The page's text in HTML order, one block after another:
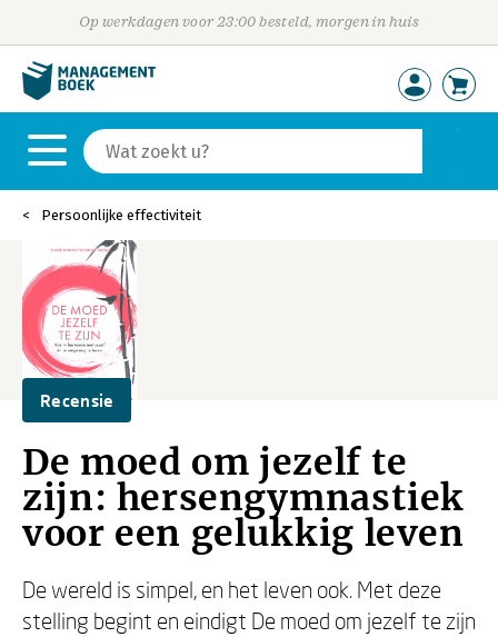
Op werkdagen voor 23:00 besteld, morgen in huis
Persoonlijke effectiviteit
Recensie
De moed om jezelf te
zijn: hersengymnastiek
voor een gelukkig leven
De wereld is simpel, en het leven ook. Met deze
stelling begint en eindigt De moed om jezelf te zijn